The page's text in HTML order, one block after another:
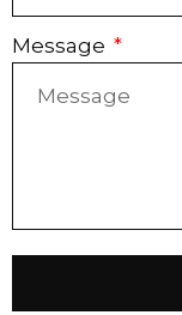
Message